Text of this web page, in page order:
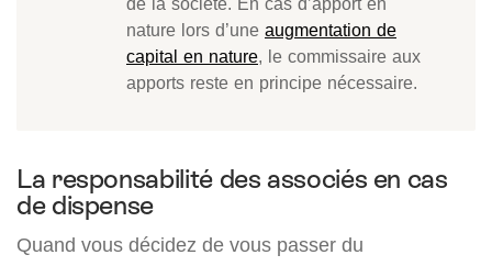
nature lors d’une augmentation de
capital en nature, le commissaire aux
apports reste en principe nécessaire.
La responsabilité des associés en cas
de dispense
Quand vous décidez de vous passer du